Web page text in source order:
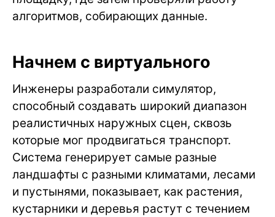
алгоритмов, собирающих данные.
Начнем с виртуального
Инженеры разработали симулятор,
способный создавать широкий диапазон
реалистичных наружных сцен, сквозь
которые мог продвигаться транспорт.
Система генерирует самые разные
ландшафты с разными климатами, лесами
и пустынями, показывает, как растения,
кустарники и деревья растут с течением